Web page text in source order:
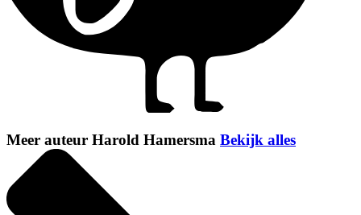
Meer auteur Harold Hamersma Bekijk alles